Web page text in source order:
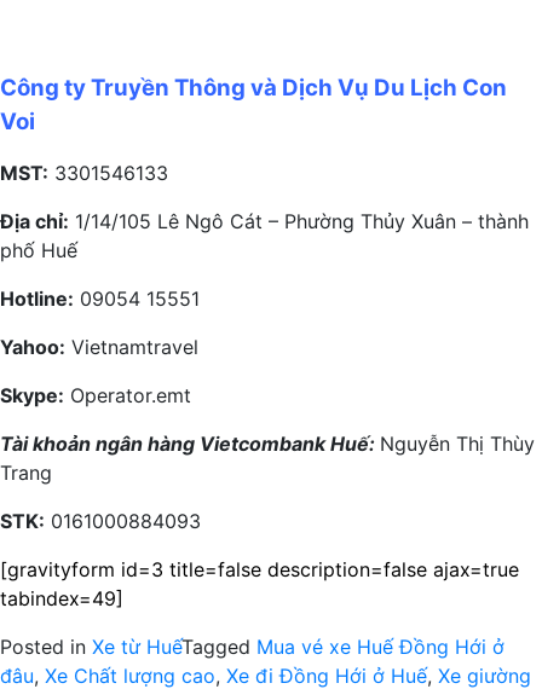
Công ty Truyền Thông và Dịch Vụ Du Lịch Con
Voi
MST: 3301546133
Địa chỉ: 1/14/105 Lê Ngô Cát – Phường Thủy Xuân – thành
phố Huế
Hotline: 09054 15551
Yahoo: Vietnamtravel
Skype: Operator.emt
Tài khoản ngân hàng Vietcombank Huế: Nguyễn Thị Thùy
Trang
STK: 0161000884093
[gravityform id=3 title=false description=false ajax=true
tabindex=49]
Posted in Xe từ HuếTagged Mua vé xe Huế Đồng Hới ở
đâu, Xe Chất lượng cao, Xe đi Đồng Hới ở Huế, Xe giường